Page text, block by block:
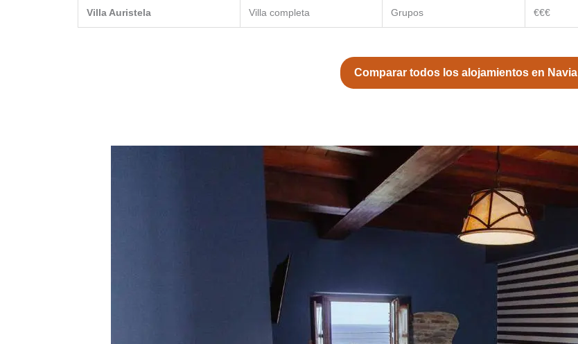
Villa Auristela Villa completa Grupos €€€
Comparar todos los alojamientos en Navia